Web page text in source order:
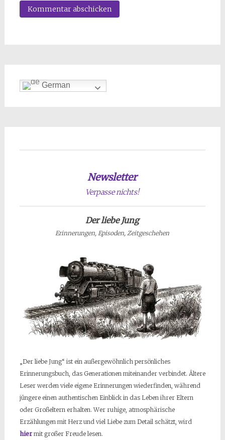
German
Newsletter
Verpasse nichts!
Der liebe Jung
Erinnerungen, Episoden, Zeitgeschehen
„Der liebe Jung“ ist ein außergewöhnlich persönliches
Erinnerungsbuch, das Generationen miteinander verbindet. Ältere
Leser werden viele eigene Erinnerungen wiederfinden, während
jüngere einen authentischen Einblick in das Leben ihrer Eltern
oder Großeltern erhalten. Wer ruhige, atmosphärische
Erzählungen mit Herz und viel Liebe zum Detail schätzt, wird
hiermit großer Freude lesen.